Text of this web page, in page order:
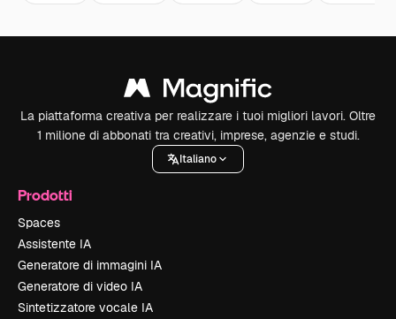
La piattaforma creativa per realizzare i tuoi migliori lavori. Oltre
1 milione di abbonati tra creativi, imprese, agenzie e studi.
Italiano
Prodotti
Spaces
Assistente IA
Generatore di immagini IA
Generatore di video IA
Sintetizzatore vocale IA